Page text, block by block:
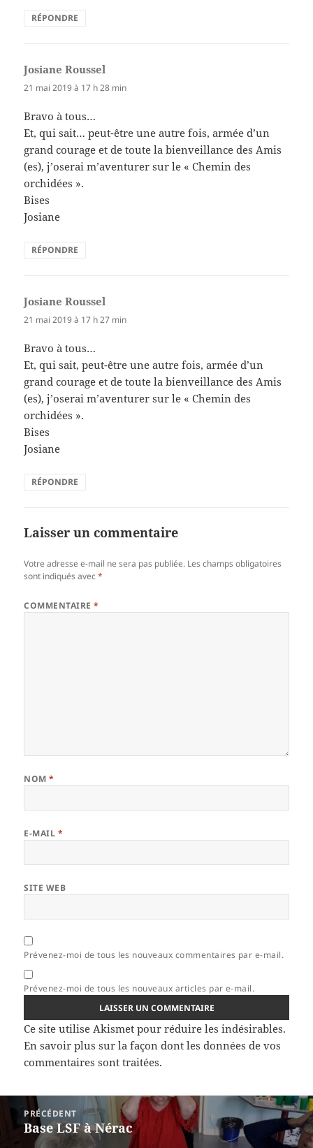
RÉPONDRE
Josiane Roussel
21 mai 2019 à 17 h 28 min
Bravo à tous…
Et, qui sait… peut-être une autre fois, armée d’un
grand courage et de toute la bienveillance des Amis
(es), j’oserai m’aventurer sur le « Chemin des
orchidées ».
Bises
Josiane
RÉPONDRE
Josiane Roussel
21 mai 2019 à 17 h 27 min
Bravo à tous…
Et, qui sait, peut-être une autre fois, armée d’un
grand courage et de toute la bienveillance des Amis
(es), j’oserai m’aventurer sur le « Chemin des
orchidées ».
Bises
Josiane
RÉPONDRE
Laisser un commentaire
Votre adresse e-mail ne sera pas publiée. Les champs obligatoires
sont indiqués avec*
COMMENTAIRE*
NOM*
E-MAIL *
SITE WEB
Prévenez-moi de tous les nouveaux commentaires par e-mail.
Prévenez-moi de tous les nouveaux articles par e-mail.
Ce site utilise Akismet pour réduire les indésirables.
En savoir plus sur la façon dont les données de vos
commentaires sont traitées.
Navigation
l’article
PRÉCÉDENT
Article
précédent :
Base LSF à Nérac